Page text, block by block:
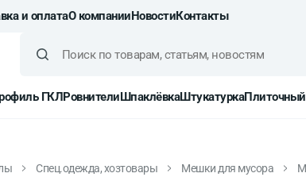
и оплатаО компанииНовостиКонтакты
ГКЛРовнителиШпаклёвкаШтукатурка
Спец.одежда, хозтовары Мешки для мусора